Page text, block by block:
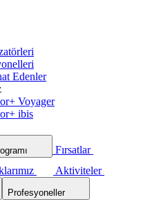
Edenler
Voyager
ibis
Fırsatlar
Aktiviteler
Profesyoneller